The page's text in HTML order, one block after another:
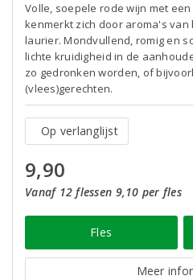
Volle, soepele rode wijn met
kenmerkt zich door aroma's van
laurier. Mondvullend, romig en
lichte kruidigheid in de
zo gedronken worden, of
(vlees)gerechten.
Op verlanglijst
9,90
Vanaf 12 flessen 9,10 per fles
Fles
Meer